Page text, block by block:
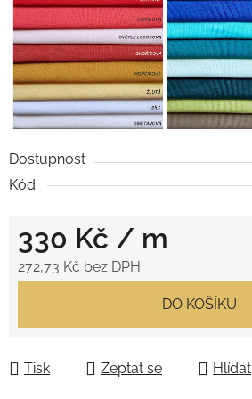
Dostupnost
Kód:
330 Kč / m
272,73 Kč bez DPH
DO KOŠÍKU
Tisk Zeptat se Hlídat